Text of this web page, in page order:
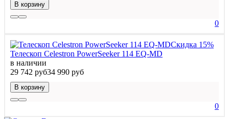
В корзину
0
Скидка 15%
Телескоп Celestron PowerSeeker 114 EQ-MD
в наличии
29 742 руб34 990 руб
В корзину
0